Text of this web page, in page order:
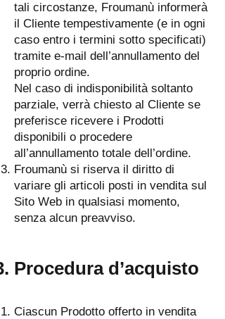
tali circostanze, Froumanù informerà
il Cliente tempestivamente (e in ogni
caso entro i termini sotto specificati)
tramite e-mail dell’annullamento del
proprio ordine.
Nel caso di indisponibilità soltanto
parziale, verrà chiesto al Cliente se
preferisce ricevere i Prodotti
disponibili o procedere
all’annullamento totale dell’ordine.
Froumanù si riserva il diritto di
variare gli articoli posti in vendita sul
Sito Web in qualsiasi momento,
senza alcun preavviso.
Procedura d’acquisto
Ciascun Prodotto offerto in vendita